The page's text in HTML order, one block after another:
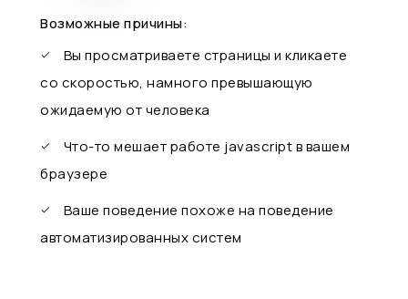
Возможные причины:
Вы просматриваете страницы и кликаете
со скоростью, намного превышающую
ожидаемую от человека
Что-то мешает работе javascript в вашем
браузере
Ваше поведение похоже на поведение
автоматизированных систем